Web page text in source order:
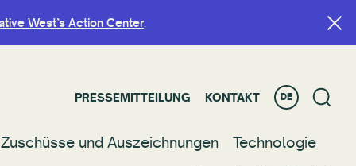
West’s Action Center.
PRESSEMITTEILUNG KONTAKT DE
Zuschüsse und Auszeichnungen
Technologie
West’s Action Center.
PRESSEMITTEILUNG KONTAKT DE
Zuschüsse und Auszeichnungen
Technologie